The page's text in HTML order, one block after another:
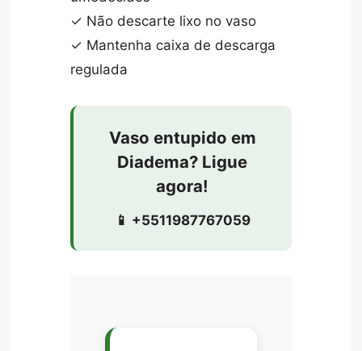
✓ Não descarte lixo no vaso
✓ Mantenha caixa de descarga
regulada
Vaso entupido em
Diadema? Ligue
agora!
📱 +5511987767059